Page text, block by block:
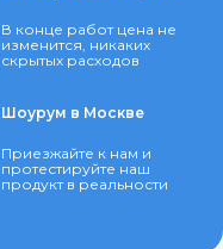
В конце работ цена не
изменится, никаких
скрытых расходов
Шоурум в Москве
Приезжайте к нам и
протестируйте наш
продукт в реальности